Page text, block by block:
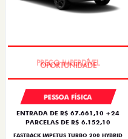
PESSOA FÍSICA
ENTRADA DE R$ 67.661,10 +24
PARCELAS DE R$ 6.152,10
FASTBACK IMPETUS TURBO 200 HYBRID